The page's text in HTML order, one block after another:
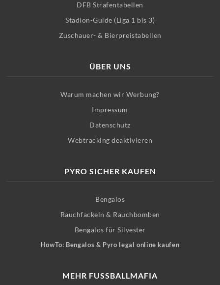
DFB Strafentabellen
Stadion-Guide (Liga 1 bis 3)
Zuschauer- & Bierpreistabellen
ÜBER UNS
Warum machen wir Werbung?
Impressum
Datenschutz
Webtracking deaktivieren
PYRO SICHER KAUFEN
Bengalos
Rauchfackeln & Rauchbomben
Bengalos für Silvester
HowTo: Bengalos & Pyro legal online kaufen
MEHR FUSSBALLMAFIA